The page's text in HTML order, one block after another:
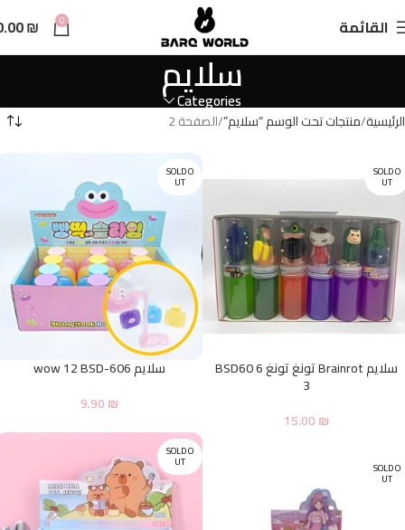
القائمة 0
₪
سلايم
Categories
الرئيسية منتجات تحت الوسم “سلايم” الصفحة 2
SOLD O
UT
سلايم Brainrot تونغ تونغ 6 BSD60
3
15.00₪
SOLD O
UT
سلايم wow 12 BSD-606
9.90₪
SOLD O
UT SOLD O
UT